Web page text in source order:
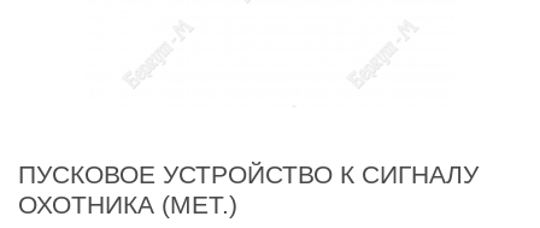
ПУСКОВОЕ УСТРОЙСТВО К СИГНАЛУ
ОХОТНИКА (МЕТ.)